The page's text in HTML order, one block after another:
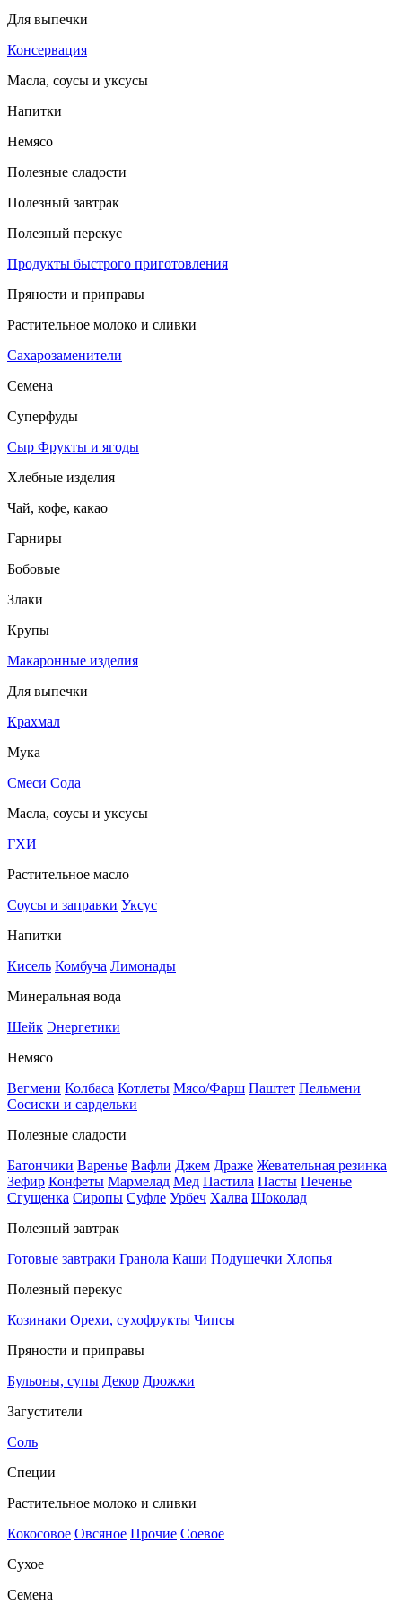
Для выпечки
Консервация
Масла, соусы и уксусы
Напитки
Немясо
Полезные сладости
Полезный завтрак
Полезный перекус
Продукты быстрого приготовления
Пряности и приправы
Растительное молоко и сливки
Сахарозаменители
Семена
Суперфуды
Сыр Фрукты и ягоды
Хлебные изделия
Чай, кофе, какао
Гарниры
Бобовые
Злаки
Крупы
Макаронные изделия
Для выпечки
Крахмал
Мука
Смеси Сода
Масла, соусы и уксусы
ГХИ
Растительное масло
Соусы и заправки Уксус
Напитки
Кисель Комбуча Лимонады
Минеральная вода
Шейк Энергетики
Немясо
Вегмени Колбаса Котлеты Мясо/Фарш Паштет Пельмени
Сосиски и сардельки
Полезные сладости
Батончики Варенье Вафли Джем Драже Жевательная резинка
Зефир Конфеты Мармелад Мед Пастила Пасты Печенье
Сгущенка Сиропы Суфле Урбеч Халва Шоколад
Полезный завтрак
Готовые завтраки Гранола Каши Подушечки Хлопья
Полезный перекус
Козинаки Орехи, сухофрукты Чипсы
Пряности и приправы
Бульоны, супы Декор Дрожжи
Загустители
Соль
Специи
Растительное молоко и сливки
Кокосовое Овсяное Прочие Соевое
Сухое
Семена